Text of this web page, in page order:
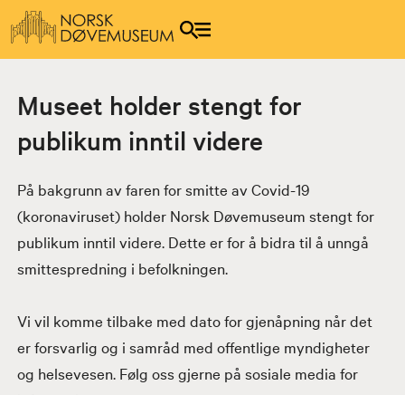
Museet holder stengt for
publikum inntil videre
På bakgrunn av faren for smitte av Covid-19
(koronaviruset) holder Norsk Døvemuseum stengt for
publikum inntil videre. Dette er for å bidra til å unngå
smittespredning i befolkningen.
Vi vil komme tilbake med dato for gjenåpning når det
er forsvarlig og i samråd med offentlige myndigheter
og helsevesen. Følg oss gjerne på sosiale media for